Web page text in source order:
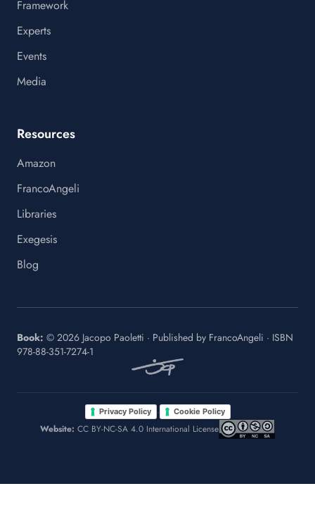
Framework
Experts
Events
Media
Resources
Amazon
FrancoAngeli
Libraries
Exegesis
Blog
Book: © 2026 Jacopo Paoletti · Published by FrancoAngeli · ISBN
978-88-351-7274-1
Privacy Policy · Cookie Policy
Website: CC BY-NC-SA 4.0 International License